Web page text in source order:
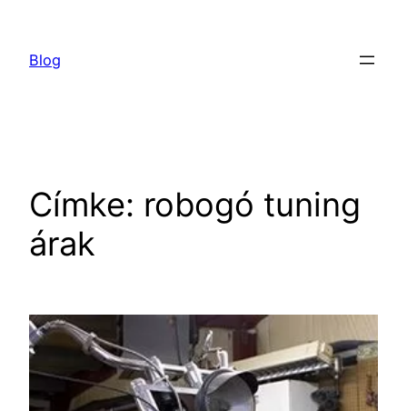
tartalomhoz
Blog
Címke: robogó tuning
árak